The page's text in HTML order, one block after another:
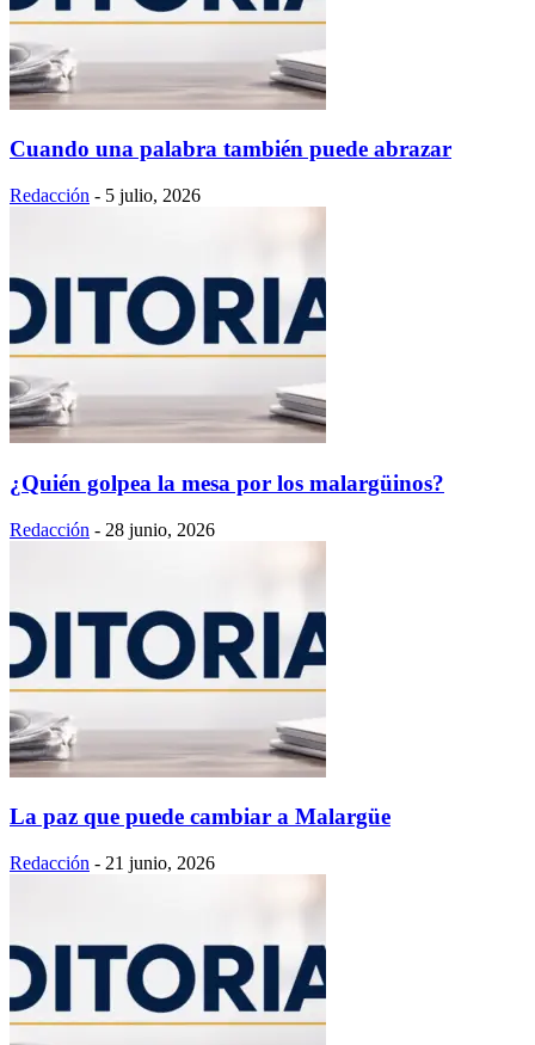
Cuando una palabra también puede abrazar
Redacción - 5 julio, 2026
¿Quién golpea la mesa por los malargüinos?
Redacción - 28 junio, 2026
La paz que puede cambiar a Malargüe
Redacción - 21 junio, 2026